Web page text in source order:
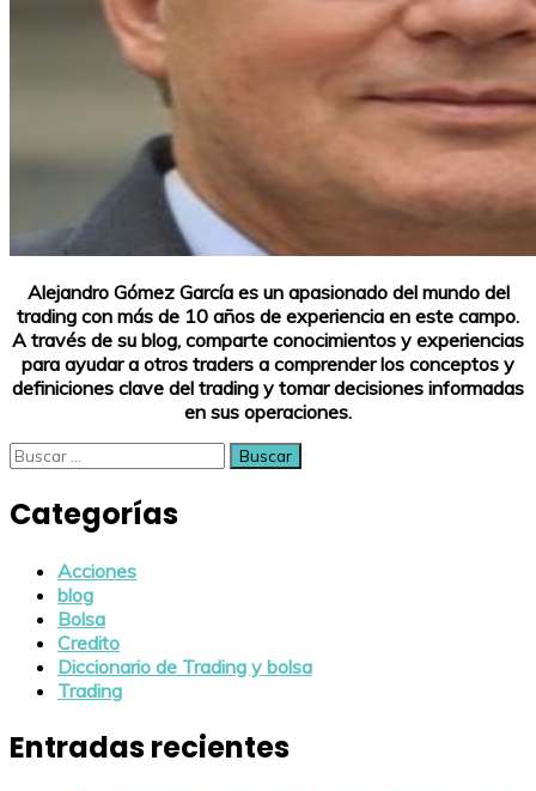
Alejandro Gómez García es un apasionado del mundo del
trading con más de 10 años de experiencia en este campo.
A través de su blog, comparte conocimientos y experiencias
para ayudar a otros traders a comprender los conceptos y
definiciones clave del trading y tomar decisiones informadas
en sus operaciones.
Buscar:
Categorías
Acciones
blog
Bolsa
Credito
Diccionario de Trading y bolsa
Trading
Entradas recientes